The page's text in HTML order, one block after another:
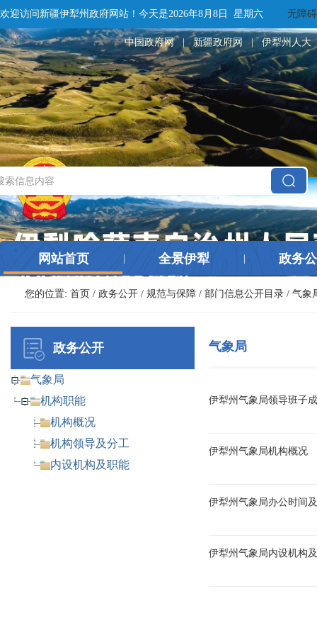
欢迎访问新疆伊犁州政府网站！ 今天是2026年8月8日 星期六 无障碍
中国政府网 | 新疆政府网 | 伊犁州人大
网站首页 全景伊犁 政务
您的位置: 首页 / 政务公开 / 规范与保障 / 部门信息公开目录 / 气象
政务公开
气象局
机构职能
机构概况
机构领导及分工
内设机构及职能
气象局
伊犁州气象局领导班子
伊犁州气象局机构概况
伊犁州气象局办公时间
伊犁州气象局内设机构